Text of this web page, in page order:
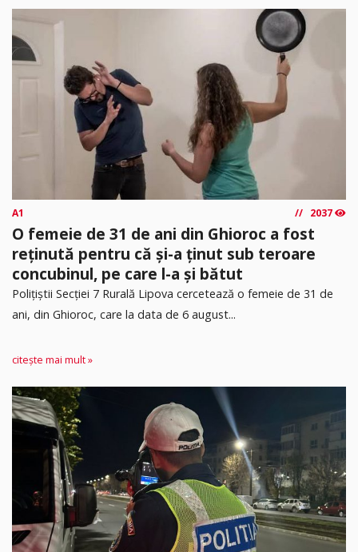
A1 2037
O femeie de 31 de ani din Ghioroc a fost
reținută pentru că și-a ținut sub teroare
concubinul, pe care l-a și bătut
​Polițiștii Secției 7 Rurală Lipova cercetează o femeie de 31 de
ani, din Ghioroc, care la data de 6 august...
citește mai mult »